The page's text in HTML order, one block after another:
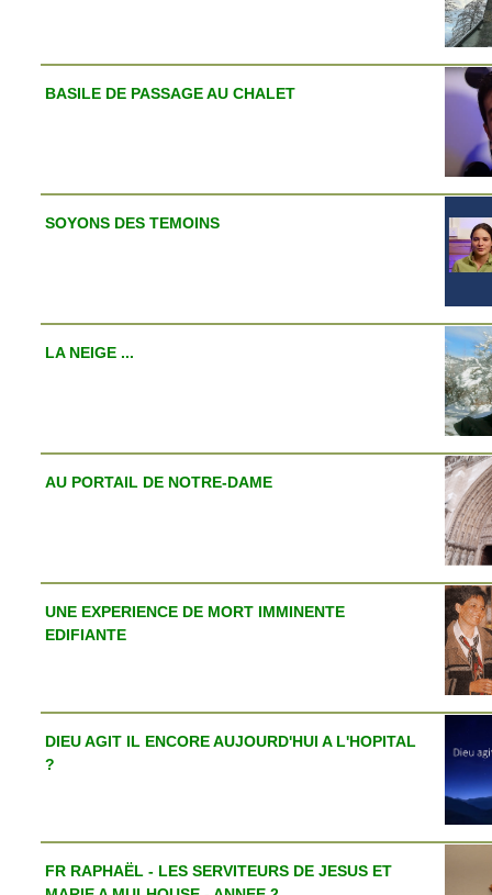
BASILE DE PASSAGE AU CHALET
SOYONS DES TEMOINS
LA NEIGE ...
AU PORTAIL DE NOTRE-DAME
UNE EXPERIENCE DE MORT IMMINENTE
EDIFIANTE
DIEU AGIT IL ENCORE AUJOURD'HUI A L'HOPITAL
?
FR RAPHAËL - LES SERVITEURS DE JESUS ET